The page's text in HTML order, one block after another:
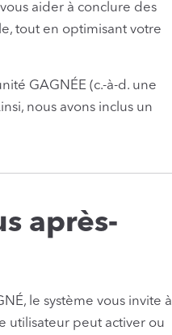
aider à conclure des
tout en optimisant votre
GAGNÉE (c.-à-d. une
nous avons inclus un
après-
le système vous invite à
utilisateur peut activer ou